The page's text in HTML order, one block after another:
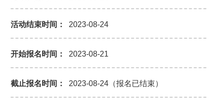
活动结束时间： 2023-08-24
开始报名时间： 2023-08-21
截止报名时间： 2023-08-24（报名已结束）